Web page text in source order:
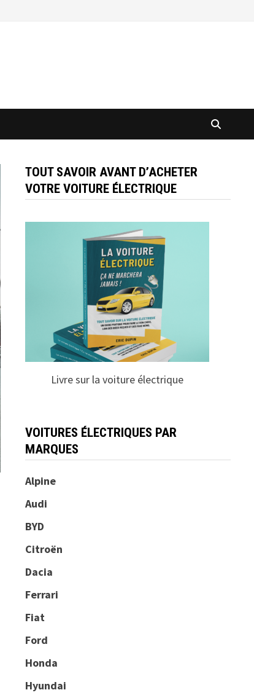
TOUT SAVOIR AVANT D’ACHETER
VOTRE VOITURE ÉLECTRIQUE
Livre sur la voiture électrique
VOITURES ÉLECTRIQUES PAR
MARQUES
Alpine
Audi
BYD
Citroën
Dacia
Ferrari
Fiat
Ford
Honda
Hyundai